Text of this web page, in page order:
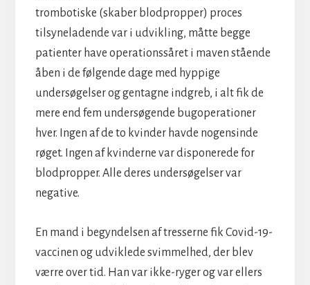
trombotiske (skaber blodpropper) proces
tilsyneladende var i udvikling, måtte begge
patienter have operationssåret i maven stående
åben i de følgende dage med hyppige
undersøgelser og gentagne indgreb, i alt fik de
mere end fem undersøgende bugoperationer
hver. Ingen af de to kvinder havde nogensinde
røget. Ingen af kvinderne var disponerede for
blodpropper. Alle deres undersøgelser var
negative.
En mand i begyndelsen af tresserne fik Covid-19-
vaccinen og udviklede svimmelhed, der blev
værre over tid. Han var ikke-ryger og var ellers